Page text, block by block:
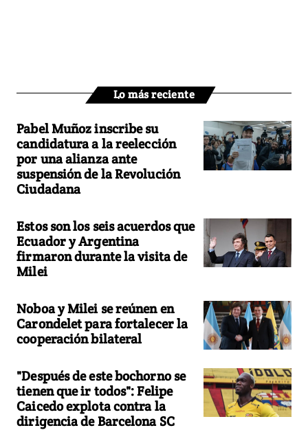
Lo más reciente
Pabel Muñoz inscribe su
candidatura a la reelección
por una alianza ante
suspensión de la Revolución
Ciudadana
Estos son los seis acuerdos que
Ecuador y Argentina
firmaron durante la visita de
Milei
Noboa y Milei se reúnen en
Carondelet para fortalecer la
cooperación bilateral
"Después de este bochorno se
tienen que ir todos": Felipe
Caicedo explota contra la
dirigencia de Barcelona SC